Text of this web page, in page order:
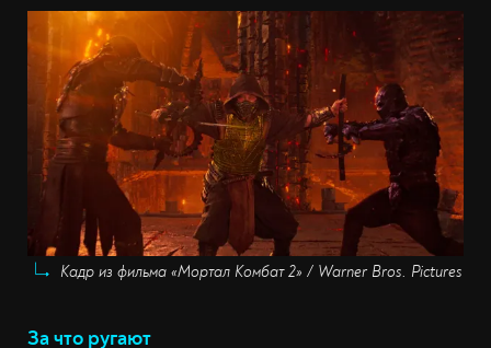
Кадр из фильма «Мортал Комбат 2» / Warner Bros. Pictures
За что ругают